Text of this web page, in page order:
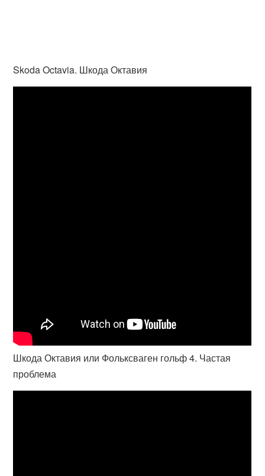
Skoda Octavia. Шкода Октавия
Шкода Октавия или Фольксваген гольф 4. Частая
проблема